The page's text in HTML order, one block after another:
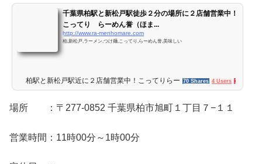
千葉県柏駅と新松戸駅徒歩２分の場所に２店舗営業中！
こってり らーめん誉（ほま...
http://www.ra-menhomare.com
柏,新松戸,ラーメン,つけ麺,こってり,らーめん誉,美味しい
柏駅と新松戸駅近に２店舗営業中！こってりらーめん 誉（ほまれ）
70 Shares 4 Users 1 Pocket
場所 ：〒277-0852 千葉県柏市旭町１丁目７−１１
営業時間：11時00分～1時00分